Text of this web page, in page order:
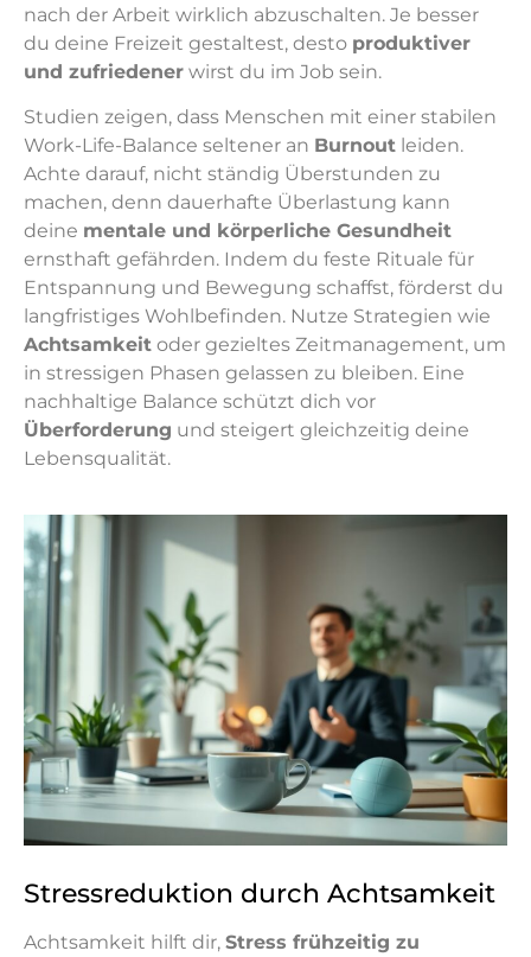
nach der Arbeit wirklich abzuschalten. Je besser
du deine Freizeit gestaltest, desto produktiver
und zufriedener wirst du im Job sein.
Studien zeigen, dass Menschen mit einer stabilen
Work-Life-Balance seltener an Burnout leiden.
Achte darauf, nicht ständig Überstunden zu
machen, denn dauerhafte Überlastung kann
deine mentale und körperliche Gesundheit
ernsthaft gefährden. Indem du feste Rituale für
Entspannung und Bewegung schaffst, förderst du
langfristiges Wohlbefinden. Nutze Strategien wie
Achtsamkeit oder gezieltes Zeitmanagement, um
in stressigen Phasen gelassen zu bleiben. Eine
nachhaltige Balance schützt dich vor
Überforderung und steigert gleichzeitig deine
Lebensqualität.
Stressreduktion durch Achtsamkeit
Achtsamkeit hilft dir, Stress frühzeitig zu